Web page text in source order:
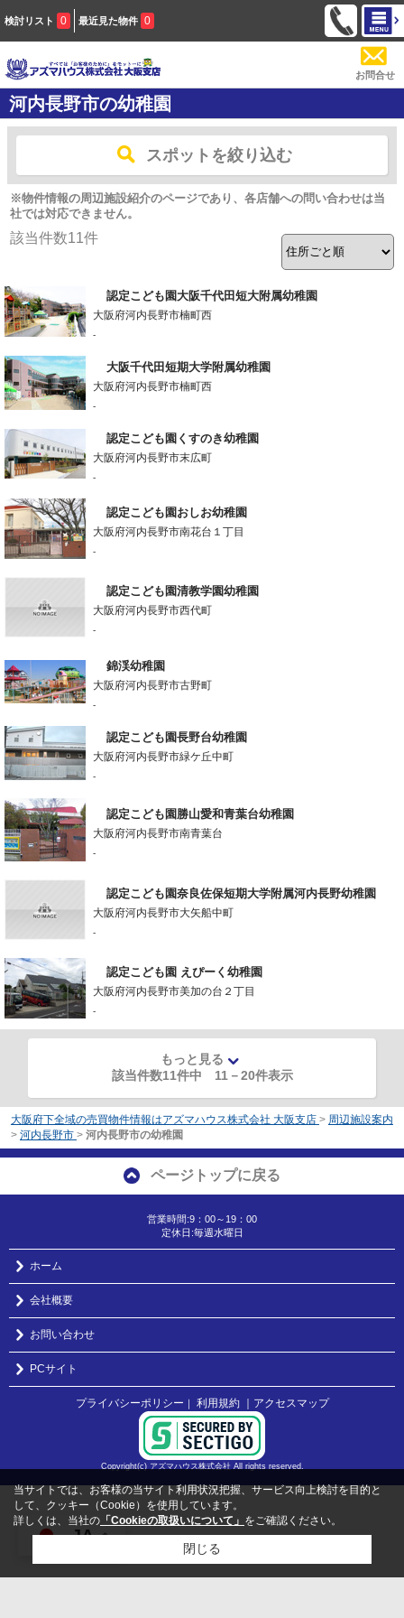
JA
検討リスト 0 最近見た物件 0
お問合せ
河内長野市の幼稚園
スポットを絞り込む
※物件情報の周辺施設紹介のページであり、各店舗への問い合わせは当
社では対応できません。
該当件数11件
認定こども園大阪千代田短大附属幼稚園
大阪府河内長野市楠町西
-
大阪千代田短期大学附属幼稚園
大阪府河内長野市楠町西
-
認定こども園くすのき幼稚園
大阪府河内長野市末広町
-
認定こども園おしお幼稚園
大阪府河内長野市南花台１丁目
-
認定こども園清教学園幼稚園
大阪府河内長野市西代町
-
錦渓幼稚園
大阪府河内長野市古野町
-
認定こども園長野台幼稚園
大阪府河内長野市緑ケ丘中町
-
認定こども園勝山愛和青葉台幼稚園
大阪府河内長野市南青葉台
-
認定こども園奈良佐保短期大学附属河内長野幼稚園
大阪府河内長野市大矢船中町
-
認定こども園 えぴーく幼稚園
大阪府河内長野市美加の台２丁目
-
もっと見る
該当件数11件中 11 －20件表示
大阪府下全域の売買物件情報はアズマハウス株式会社 大阪支店 > 周辺施設案内
> 河内長野市 > 河内長野市の幼稚園
ページトップに戻る
営業時間:9：00～19：00
定休日:毎週水曜日
ホーム
会社概要
お問い合わせ
PCサイト
プライバシーポリシー ｜ 利用規約 ｜アクセスマップ
Copyright(c) アズマハウス株式会社 All rights reserved.
当サイトでは、お客様の当サイト利用状況把握、サービス向上検討を目的と
して、クッキー（Cookie）を使用しています。
詳しくは、当社の 「Cookieの取扱いについて」 をご確認ください。
閉じる